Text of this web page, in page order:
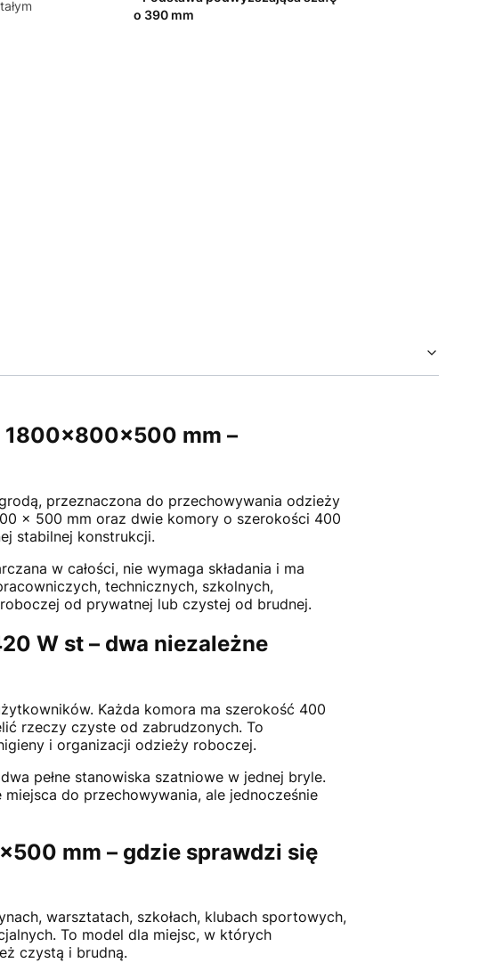
o 390 mm
1800x800x500 mm –
przeznaczona do przechowywania odzieży
x 500 mm oraz dwie komory o szerokości 400
stabilnej konstrukcji.
w całości, nie wymaga składania i ma
technicznych, szkolnych,
od prywatnej lub czystej od brudnej.
W st – dwa niezależne
Każda komora ma szerokość 400
rzeczy czyste od zabrudzonych. To
i organizacji odzieży roboczej.
pełne stanowiska szatniowe w jednej bryle.
do przechowywania, ale jednocześnie
mm – gdzie sprawdzi się
warsztatach, szkołach, klubach sportowych,
To model dla miejsc, w których
czystą i brudną.